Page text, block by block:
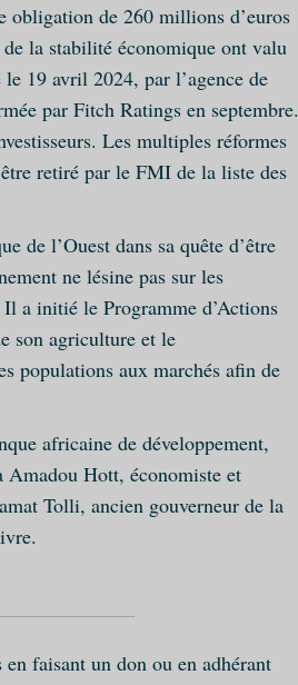
obligation de 260 millions d’euros
la stabilité économique ont valu
19 avril 2024, par l’agence de
par Fitch Ratings en septembre.
Les multiples réformes
retiré par le FMI de la liste des
de l’Ouest dans sa quête d’être
ne lésine pas sur les
a initié le Programme d’Actions
son agriculture et le
populations aux marchés afin de
africaine de développement,
Hott, économiste et
Tolli, ancien gouverneur de la
faisant un don ou en adhérant